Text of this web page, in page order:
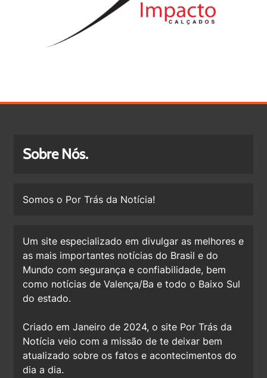
Sobre Nós.
Somos o Por Trás da Notícia!
Um site especializado em divulgar as melhores e
as mais importantes notícias do Brasil e do
Mundo com segurança e confiabilidade, bem
como notícias de Valença/Ba e todo o Baixo Sul
do estado.
Criado em Janeiro de 2024, o site Por Trás da
Notícia veio com a missão de te deixar bem
atualizado sobre os fatos e acontecimentos do
dia a dia.